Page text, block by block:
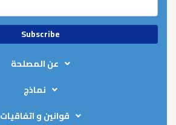
عن المصلحة
Organizational Chart
Strategic Plan
نماذج
Salary Declaration Forms
قوانين و اتفاقيات